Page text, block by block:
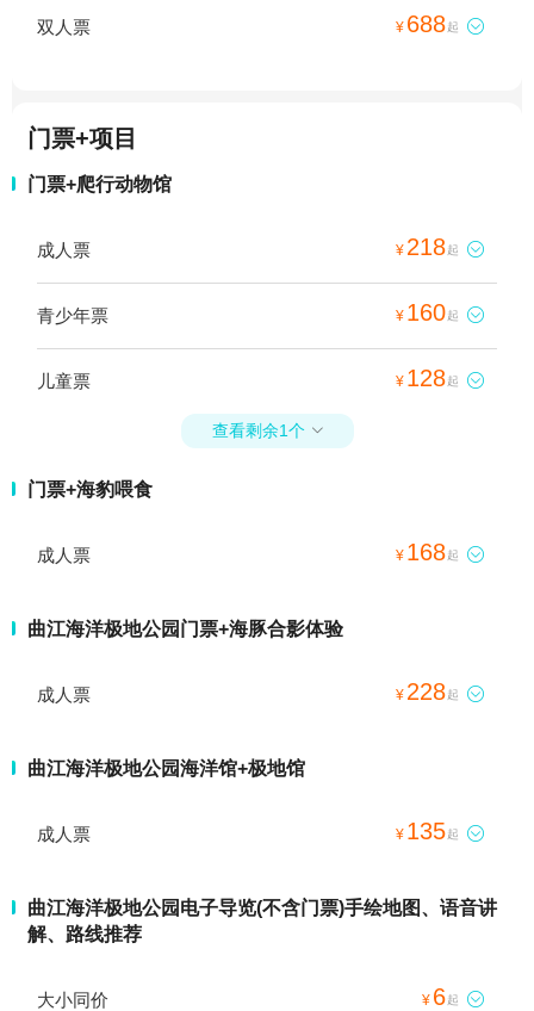
双人票 ¥ 688起 
门票+项目
门票+爬行动物馆
成人票 ¥ 218起 
青少年票 ¥ 160起 
儿童票 ¥ 128起 
查看剩余1个 
门票+海豹喂食
成人票 ¥ 168起 
曲江海洋极地公园门票+海豚合影体验
成人票 ¥ 228起 
曲江海洋极地公园海洋馆+极地馆
成人票 ¥ 135起 
曲江海洋极地公园电子导览(不含门票)手绘地图、语音讲
解、路线推荐
大小同价 ¥ 6起 